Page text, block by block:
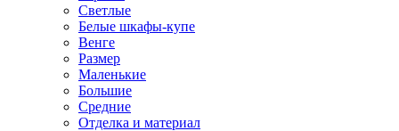
Светлые
Белые шкафы-купе
Венге
Размер
Маленькие
Большие
Средние
Отделка и материал